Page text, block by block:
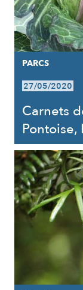
PARCS
27/05/2020
Carnets